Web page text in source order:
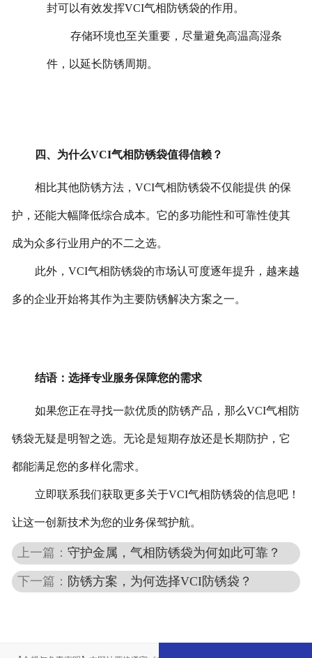
封可以有效发挥VCI气相防锈袋的作用。
存储环境也至关重要，尽量避免高温高湿条
件，以延长防锈周期。
四、为什么VCI气相防锈袋值得信赖？
相比其他防锈方法，VCI气相防锈袋不仅能提供 的保
护，还能大幅降低综合成本。它的多功能性和可靠性使其
成为众多行业用户的不二之选。
此外，VCI气相防锈袋的市场认可度逐年提升，越来越
多的企业开始将其作为主要防锈解决方案之一。
结语：选择专业服务保障您的需求
如果您正在寻找一款优质的防锈产品，那么VCI气相防
锈袋无疑是明智之选。无论是短期存放还是长期防护，它
都能满足您的多样化需求。
立即联系我们获取更多关于VCI气相防锈袋的信息吧！
让这一创新技术为您的业务保驾护航。
上一篇：守护金属，气相防锈袋为何如此可靠？
下一篇： 防锈方案，为何选择VCI防锈袋？